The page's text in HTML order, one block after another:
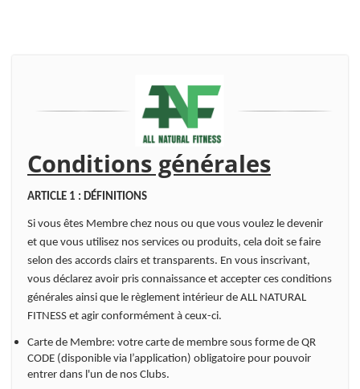
Conditions générales
ARTICLE 1 : DÉFINITIONS
Si vous êtes Membre chez nous ou que vous voulez le devenir
et que vous utilisez nos services ou produits, cela doit se faire
selon des accords clairs et transparents. En vous inscrivant,
vous déclarez avoir pris connaissance et accepter ces conditions
générales ainsi que le règlement intérieur de ALL NATURAL
FITNESS et agir conformément à ceux-ci.
Carte de Membre: votre carte de membre sous forme de QR
CODE (disponible via l’application) obligatoire pour pouvoir
entrer dans l'un de nos Clubs.